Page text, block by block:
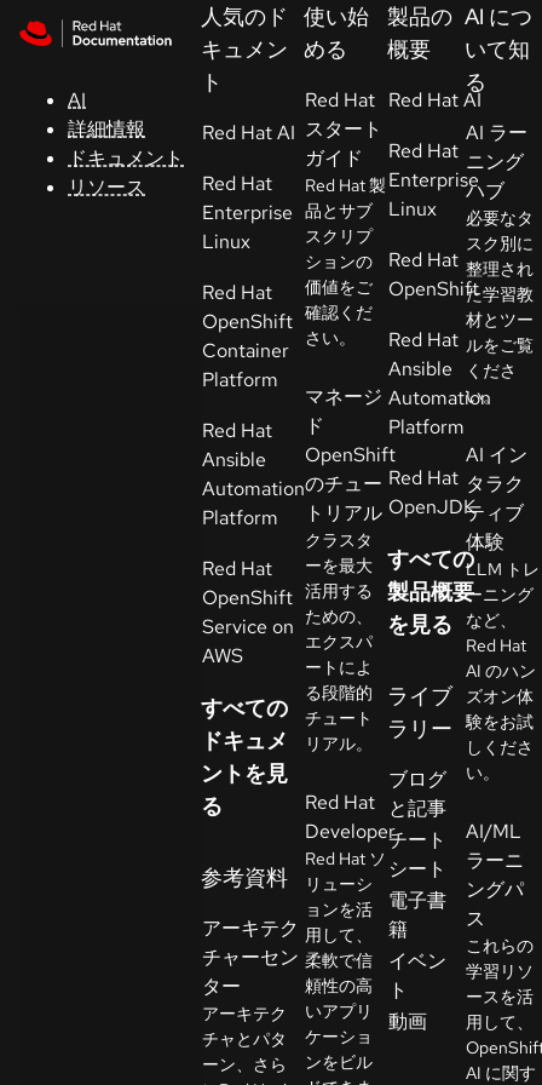
AI
詳細情報
ドキュメント
リソース
ト
コ
ン
ソ
ー
開
者
ト
ラ
イ
ア
ル
の
始
お
問
合
わ
言
語
の
選
択
人気のド
キュメン
ト
Red Hat AI
Red Hat
Enterprise
Linux
Red Hat
OpenShift
Container
Platform
Red Hat
Ansible
Automation
Platform
Red Hat
OpenShift
Service on
AWS
すべての
ドキュメ
ントを見
る
参考資料
アーキテク
チャーセン
ター
アーキテク
チャとパタ
ーン、さら
使い始
める
Red Hat
スタート
ガイド
Red Hat 製
品とサブ
スクリプ
ションの
価値をご
確認くだ
さい。
マネージ
ド
OpenShift
のチュー
トリアル
クラスタ
ーを最大
活用する
ための、
エクスパ
ートによ
る段階的
チュート
リアル。
Red Hat
Developer
Red Hat ソ
リューシ
ョンを活
用して、
柔軟で信
頼性の高
いアプリ
ケーショ
ンをビル
製品の
概要
Red Hat AI
Red Hat
Enterprise
Linux
Red Hat
OpenShift
Red Hat
Ansible
Automation
Platform
Red Hat
OpenJDK
すべての
製品概要
を見る
ライブ
ラリー
ブログ
と記事
チート
シート
電子書
籍
イベン
ト
動画
AI につ
いて知
る
AI ラー
ニング
ハブ
必要なタ
スク別に
整理され
た学習教
材とツー
ルをご覧
くださ
い。
AI イン
タラク
ティブ
体験
LLM トレ
ーニング
など、
Red Hat
AI のハン
ズオン体
験をお試
しくださ
い。
AI/ML
ラーニ
ングパ
ス
これらの
学習リソ
ースを活
用して、
AI に関す